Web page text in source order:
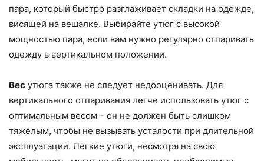
пара, который быстро разглаживает складки на одежде,
висящей на вешалке. Выбирайте утюг с высокой
мощностью пара, если вам нужно регулярно отпаривать
одежду в вертикальном положении.
Вес утюга также не следует недооценивать. Для
вертикального отпаривания легче использовать утюг с
оптимальным весом – он не должен быть слишком
тяжёлым, чтобы не вызывать усталости при длительной
эксплуатации. Лёгкие утюги, несмотря на свою